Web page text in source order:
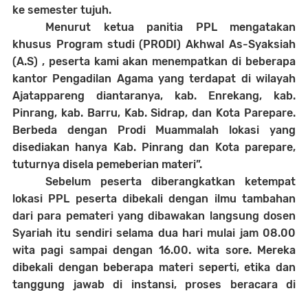
ke semester tujuh.
Menurut ketua panitia PPL mengatakan
khusus Program studi (PRODI) Akhwal As-Syaksiah
(A.S) , peserta kami akan menempatkan di beberapa
kantor Pengadilan Agama yang terdapat di wilayah
Ajatappareng diantaranya, kab. Enrekang, kab.
Pinrang, kab. Barru, Kab. Sidrap, dan Kota Parepare.
Berbeda dengan Prodi Muammalah lokasi yang
disediakan hanya Kab. Pinrang dan Kota parepare,
tuturnya disela pemeberian materi”.
Sebelum peserta diberangkatkan ketempat
lokasi PPL peserta dibekali dengan ilmu tambahan
dari para pemateri yang dibawakan langsung dosen
Syariah itu sendiri selama dua hari mulai jam 08.00
wita pagi sampai dengan 16.00. wita sore. Mereka
dibekali dengan beberapa materi seperti, etika dan
tanggung jawab di instansi, proses beracara di